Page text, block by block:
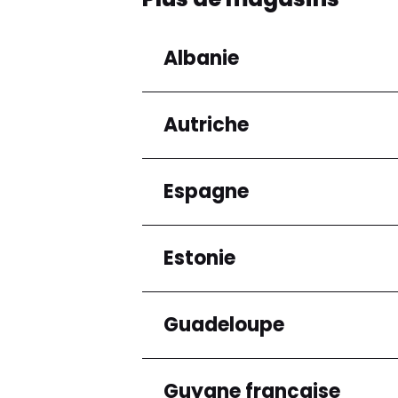
Albanie
Régions
Préfecture de Tirana
Autriche
Régions
Niederösterreich
Espagne
Régions
Andalucía
Estonie
Régions
Harju maakond
Guadeloupe
Régions
Guyane française